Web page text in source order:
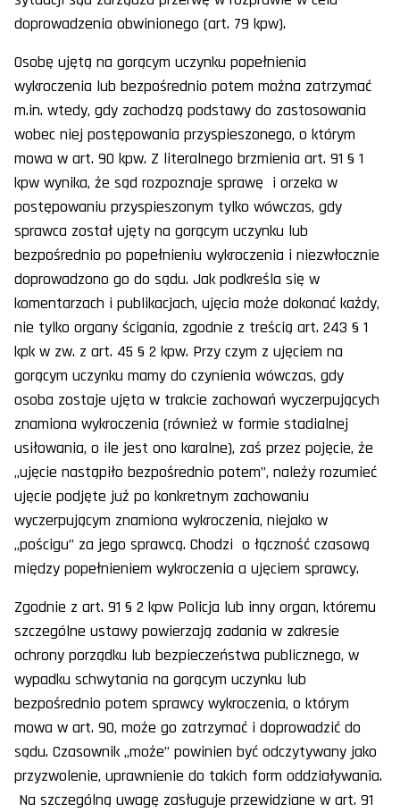
doprowadzenia obwinionego (art. 79 kpw).
Osobę ujętą na gorącym uczynku popełnienia
wykroczenia lub bezpośrednio potem można zatrzymać
m.in. wtedy, gdy zachodzą podstawy do zastosowania
wobec niej postępowania przyspieszonego, o którym
mowa w art. 90 kpw. Z literalnego brzmienia art. 91 § 1
kpw wynika, że sąd rozpoznaje sprawę i orzeka w
postępowaniu przyspieszonym tylko wówczas, gdy
sprawca został ujęty na gorącym uczynku lub
bezpośrednio po popełnieniu wykroczenia i niezwłocznie
doprowadzono go do sądu. Jak podkreśla się w
komentarzach i publikacjach, ujęcia może dokonać każdy,
nie tylko organy ścigania, zgodnie z treścią art. 243 § 1
kpk w zw. z art. 45 § 2 kpw. Przy czym z ujęciem na
gorącym uczynku mamy do czynienia wówczas, gdy
osoba zostaje ujęta w trakcie zachowań wyczerpujących
znamiona wykroczenia (również w formie stadialnej
usiłowania, o ile jest ono karalne), zaś przez pojęcie, że
„ujęcie nastąpiło bezpośrednio potem”, należy rozumieć
ujęcie podjęte już po konkretnym zachowaniu
wyczerpującym znamiona wykroczenia, niejako w
„pościgu” za jego sprawcą. Chodzi o łączność czasową
między popełnieniem wykroczenia a ujęciem sprawcy.
Zgodnie z art. 91 § 2 kpw Policja lub inny organ, któremu
szczególne ustawy powierzają zadania w zakresie
ochrony porządku lub bezpieczeństwa publicznego, w
wypadku schwytania na gorącym uczynku lub
bezpośrednio potem sprawcy wykroczenia, o którym
mowa w art. 90, może go zatrzymać i doprowadzić do
sądu. Czasownik „może” powinien być odczytywany jako
przyzwolenie, uprawnienie do takich form oddziaływania.
Na szczególną uwagę zasługuje przewidziane w art. 91